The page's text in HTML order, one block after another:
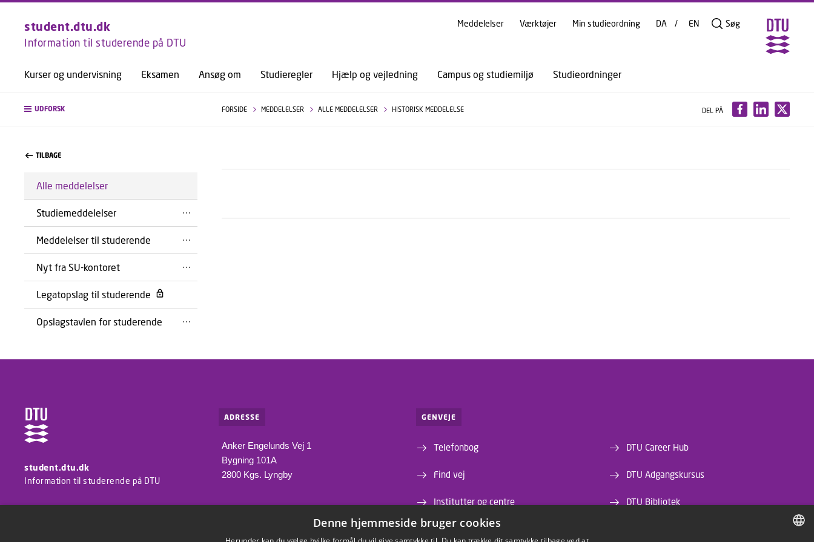
GÅ TIL PRIMÆRT INDHOLD (TRYK ENTER).
student.dtu.dk
Information til studerende på DTU
Kurser og undervisning Eksamen Ansøg om Studieregler Hjælp og vejledning Campus og studiemiljø Studieordninger
Meddelelser Værktøjer Min studieordning DA EN Søg
UDFORSK FORSIDE MEDDELELSER ALLE MEDDELELSER HISTORISK MEDDELELSE DEL PÅ
TILBAGE
Alle meddelelser
Studiemeddelelser
Meddelelser til studerende
Nyt fra SU-kontoret
Legatopslag til studerende
Opslagstavlen for studerende
student.dtu.dk
Information til studerende på DTU
ADRESSE
Anker Engelunds Vej 1
Bygning 101A
2800 Kgs. Lyngby
GENVEJE
Telefonbog
Find vej
Institutter og centre
Webshop
DTU Career Hub
DTU Adgangskursus
DTU Bibliotek
Denne hjemmeside bruger cookies